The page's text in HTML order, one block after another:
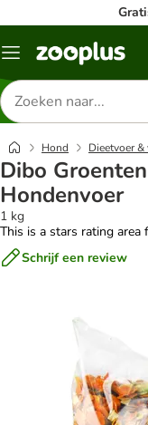
Menu
Zoeken
naar
producten
Hond Dieetvoer
Dibo
Hondenvoer
1 kg
This is a stars rating area
Schrijf een review